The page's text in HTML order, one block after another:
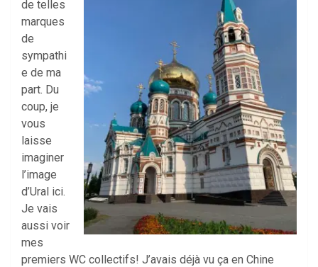
de telles
marques
de
sympathi
e de ma
part. Du
coup, je
vous
laisse
imaginer
l’image
d’Ural ici.
Je vais
aussi voir
mes
premiers WC collectifs! J’avais déjà vu ça en Chine